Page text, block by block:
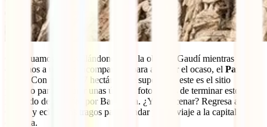
Continuamos maravillándonos con la obra de Gaudí mientras nos
dirigimos a un sitio incomparable para admirar el ocaso, el Parque
. Con más de 17 hectáreas de superficie, este es el sitio
perfecto para capturar unas últimas fotos antes de terminar este
recorrido de dos días por Barcelona. ¿Y para cenar? Regresa a
Gracia y echa unos tragos para brindar por tu viaje a la capital
catalana.